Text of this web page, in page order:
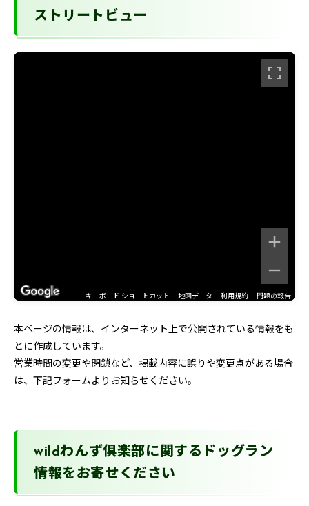
ストリートビュー
キーボード ショートカット 地図データ 利用規約 問題の報告
本ページの情報は、インターネット上で公開されている情報をも
とに作成しています。
営業時間の変更や閉鎖など、掲載内容に誤りや変更点がある場合
は、下記フォームよりお知らせください。
wildわんず倶楽部に関するドッグラン
情報をお寄せください